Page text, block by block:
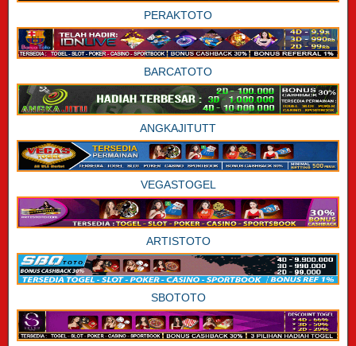
PERAKTOTO
BARCATOTO
ANGKAJITUTT
VEGASTOGEL
ARTISTOTO
SBOTOTO